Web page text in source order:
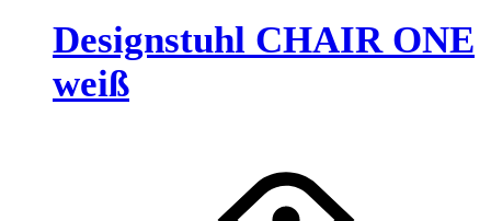
Designstuhl CHAIR ONE
weiß